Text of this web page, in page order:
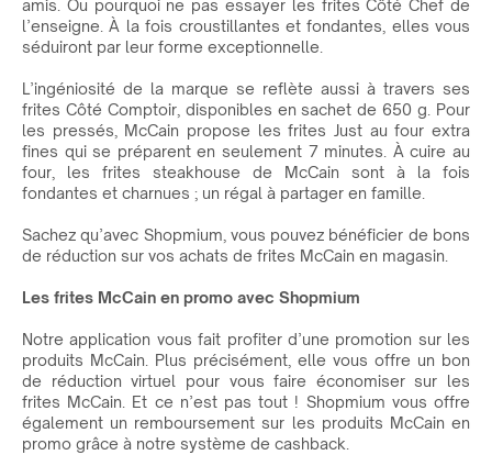
amis. Ou pourquoi ne pas essayer les frites Côté Chef de
l’enseigne. À la fois croustillantes et fondantes, elles vous
séduiront par leur forme exceptionnelle.
L’ingéniosité de la marque se reflète aussi à travers ses
frites Côté Comptoir, disponibles en sachet de 650 g. Pour
les pressés, McCain propose les frites Just au four extra
fines qui se préparent en seulement 7 minutes. À cuire au
four, les frites steakhouse de McCain sont à la fois
fondantes et charnues ; un régal à partager en famille.
Sachez qu’avec Shopmium, vous pouvez bénéficier de bons
de réduction sur vos achats de frites McCain en magasin.
Les frites McCain en promo avec Shopmium
Notre application vous fait profiter d’une promotion sur les
produits McCain. Plus précisément, elle vous offre un bon
de réduction virtuel pour vous faire économiser sur les
frites McCain. Et ce n’est pas tout ! Shopmium vous offre
également un remboursement sur les produits McCain en
promo grâce à notre système de cashback.